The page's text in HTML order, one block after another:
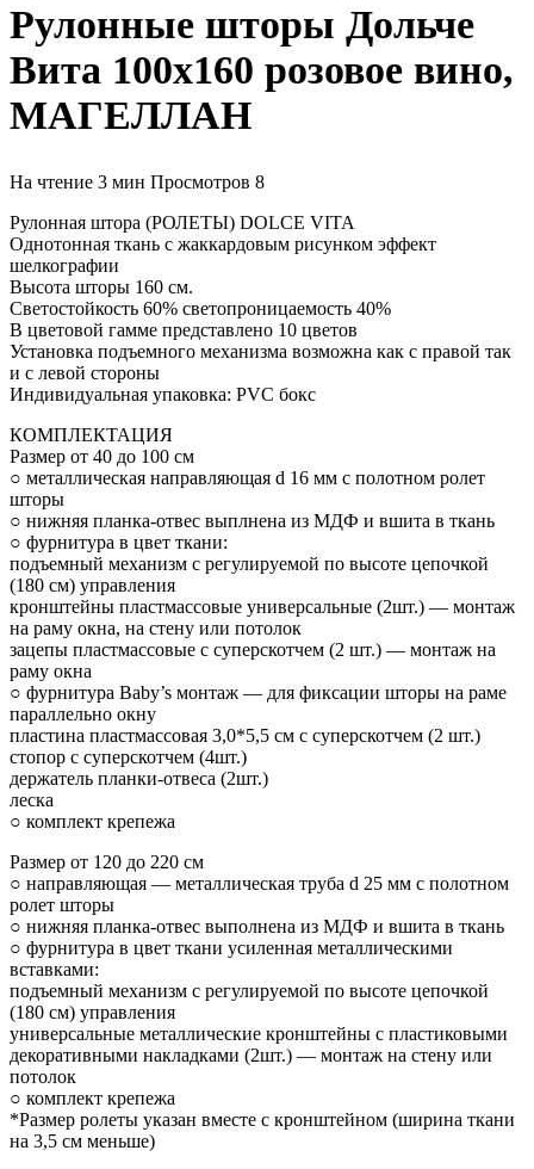
Рулонные шторы Дольче
Вита 100х160 розовое вино,
МАГЕЛЛАН
На чтение 3 мин Просмотров 8
Рулонная штора (РОЛЕТЫ) DOLCE VITA
Однотонная ткань с жаккардовым рисунком эффект
шелкографии
Высота шторы 160 см.
Светостойкость 60% светопроницаемость 40%
В цветовой гамме представлено 10 цветов
Установка подъемного механизма возможна как с правой так
и с левой стороны
Индивидуальная упаковка: PVC бокс
КОМПЛЕКТАЦИЯ
Размер от 40 до 100 см
○ металлическая направляющая d 16 мм с полотном ролет
шторы
○ нижняя планка-отвес выплнена из МДФ и вшита в ткань
○ фурнитура в цвет ткани:
подъемный механизм с регулируемой по высоте цепочкой
(180 см) управления
кронштейны пластмассовые универсальные (2шт.) — монтаж
на раму окна, на стену или потолок
зацепы пластмассовые с суперскотчем (2 шт.) — монтаж на
раму окна
○ фурнитура Baby’s монтаж — для фиксации шторы на раме
параллельно окну
пластина пластмассовая 3,0*5,5 см с суперскотчем (2 шт.)
стопор с суперскотчем (4шт.)
держатель планки-отвеса (2шт.)
леска
○ комплект крепежа
Размер от 120 до 220 см
○ направляющая — металлическая труба d 25 мм с полотном
ролет шторы
○ нижняя планка-отвес выполнена из МДФ и вшита в ткань
○ фурнитура в цвет ткани усиленная металлическими
вставками:
подъемный механизм с регулируемой по высоте цепочкой
(180 см) управления
универсальные металлические кронштейны с пластиковыми
декоративными накладками (2шт.) — монтаж на стену или
потолок
○ комплект крепежа
*Размер ролеты указан вместе с кронштейном (ширина ткани
на 3,5 см меньше)